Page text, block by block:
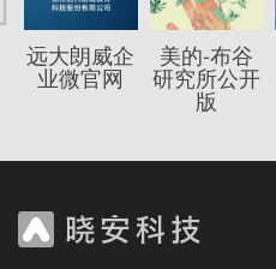
远大朗威企
业微官网
美的-布谷
研究所公开
版